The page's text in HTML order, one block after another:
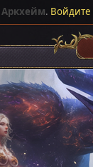
Аркхейм. Войдите